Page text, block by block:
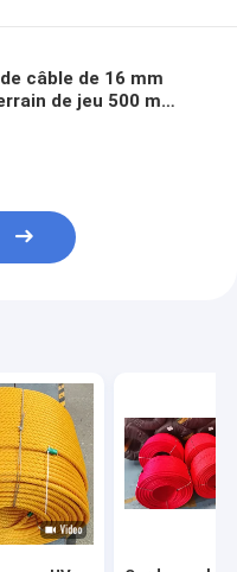
câble de 16 mm
de jeu 500 m